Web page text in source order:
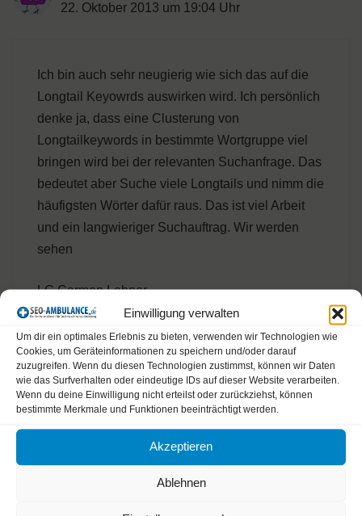
Einwilligung verwalten
Um dir ein optimales Erlebnis zu bieten, verwenden wir Technologien wie
Cookies, um Geräteinformationen zu speichern und/oder darauf
zuzugreifen. Wenn du diesen Technologien zustimmst, können wir Daten
wie das Surfverhalten oder eindeutige IDs auf dieser Website verarbeiten.
Wenn du deine Einwilligung nicht erteilst oder zurückziehst, können
bestimmte Merkmale und Funktionen beeinträchtigt werden.
Akzeptieren
Ablehnen
22. Oktober 2013 um 19:04 Uhr
Ich bin auch sehr neugierig wie sich das auf die
Longtail Keyowrds auswirken wird. Ich persönlich
denke ja, dass eine Clusterung von
Longtailkeywords in bestimmte Wortgruppe viel
bringen wird bei der relevanten Suchanfrage. Das
bedeutet aber Suche viele Longtails und nimm die
häufigsten Wörter dafür raus. Das ist viel Arbeit
und ein langwieriger Suchauftrag. Wir werden
sehen
LG Carmen Lehner
Schreibe einen Kommentar